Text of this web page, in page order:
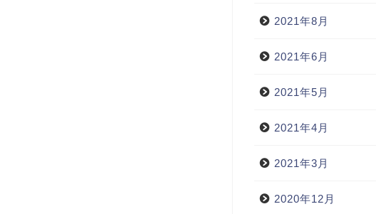
2021年8月
2021年6月
2021年5月
2021年4月
2021年3月
2020年12月